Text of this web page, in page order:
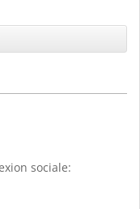
sociale: